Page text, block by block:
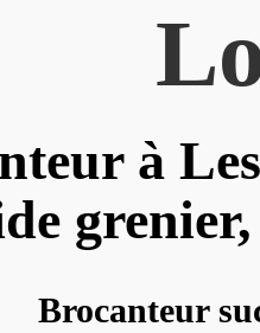
à
Brocanteur